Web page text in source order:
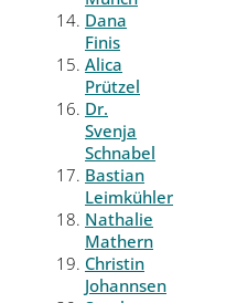
Dana
Finis
Alica
Prützel
Dr.
Svenja
Schnabel
Bastian
Leimkühler
Nathalie
Mathern
Christin
Johannsen